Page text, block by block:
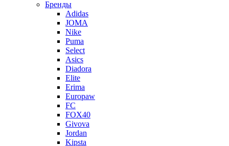
Бренды
Adidas
JOMA
Nike
Puma
Select
Asics
Diadora
Elite
Erima
Europaw
FC
FOX40
Givova
Jordan
Kipsta